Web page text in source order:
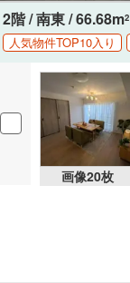
2階 / 南東 / 66.68m2
人気物件TOP10入り
画像20枚